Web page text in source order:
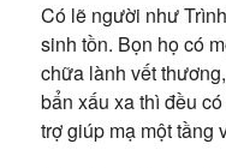
Có lẽ người như
sinh tồn. Bọn họ có
chữa lành vết
bẩn xấu xa thì đều
trợ giúp mạ một tầng